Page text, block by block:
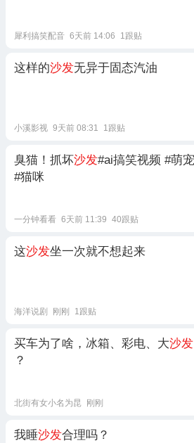
犀利搞笑配音 6天前 14:06 1跟贴
这样的沙发无异于固态汽油
小溪影视 9天前 08:31 1跟贴
臭猫！抓坏沙发#ai搞笑视频 #萌宠
#猫咪
一分钟看看 6天前 11:39 40跟贴
这沙发坐一次就不想起来
海洋说剧 刚刚 1跟贴
买车为了啥，冰箱、彩电、大沙发
？
北街有女小名为昆 刚刚
我睡沙发合理吗？